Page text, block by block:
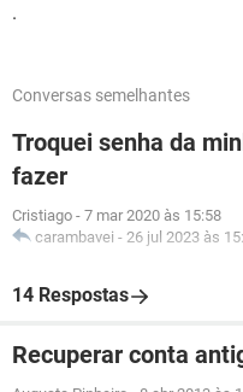
.
Conversas semelhantes
Troquei senha da
fazer
Cristiago - 7 mar 2020 às 15:58
carambavei - 26 jul 2023 às
14 Respostas
Recuperar conta